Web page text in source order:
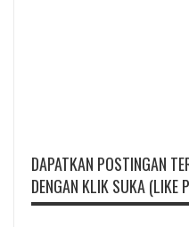
DAPATKAN POSTINGAN
DENGAN KLIK SUKA (LIKE